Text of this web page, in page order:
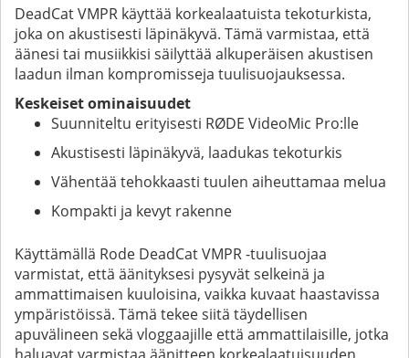
DeadCat VMPR käyttää korkealaatuista tekoturkista,
joka on akustisesti läpinäkyvä. Tämä varmistaa, että
äänesi tai musiikkisi säilyttää alkuperäisen akustisen
laadun ilman kompromisseja tuulisuojauksessa.
Keskeiset ominaisuudet
Suunniteltu erityisesti RØDE VideoMic Pro:lle
Akustisesti läpinäkyvä, laadukas tekoturkis
Vähentää tehokkaasti tuulen aiheuttamaa melua
Kompakti ja kevyt rakenne
Käyttämällä Rode DeadCat VMPR -tuulisuojaa
varmistat, että äänityksesi pysyvät selkeinä ja
ammattimaisen kuuloisina, vaikka kuvaat haastavissa
ympäristöissä. Tämä tekee siitä täydellisen
apuvälineen sekä vloggaajille että ammattilaisille, jotka
haluavat varmistaa äänitteen korkealaatuisuuden